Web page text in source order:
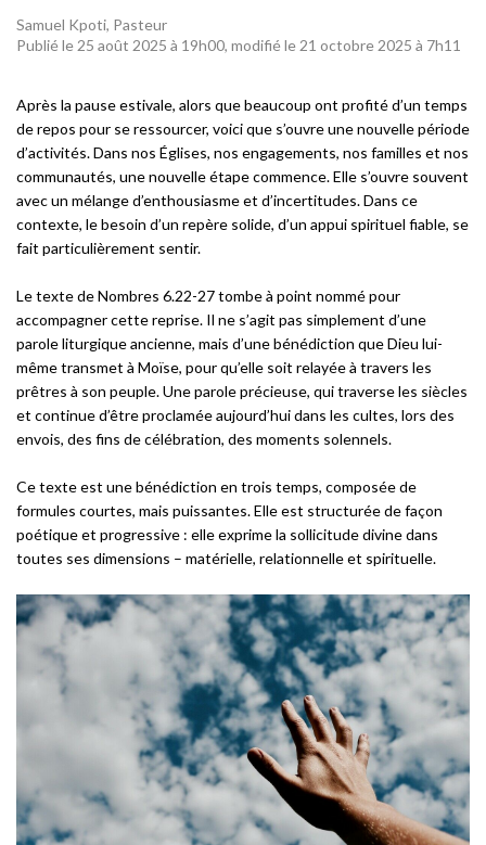
Samuel Kpoti, Pasteur
Publié le 25 août 2025 à 19h00, modifié le 21 octobre 2025 à 7h11
Après la pause estivale, alors que beaucoup ont profité d’un temps
de repos pour se ressourcer, voici que s’ouvre une nouvelle période
d’activités. Dans nos Églises, nos engagements, nos familles et nos
communautés, une nouvelle étape commence. Elle s’ouvre souvent
avec un mélange d’enthousiasme et d’incertitudes. Dans ce
contexte, le besoin d’un repère solide, d’un appui spirituel fiable, se
fait particulièrement sentir.
Le texte de Nombres 6.22-27 tombe à point nommé pour
accompagner cette reprise. Il ne s’agit pas simplement d’une
parole liturgique ancienne, mais d’une bénédiction que Dieu lui-
même transmet à Moïse, pour qu’elle soit relayée à travers les
prêtres à son peuple. Une parole précieuse, qui traverse les siècles
et continue d’être proclamée aujourd’hui dans les cultes, lors des
envois, des fins de célébration, des moments solennels.
Ce texte est une bénédiction en trois temps, composée de
formules courtes, mais puissantes. Elle est structurée de façon
poétique et progressive : elle exprime la sollicitude divine dans
toutes ses dimensions – matérielle, relationnelle et spirituelle.